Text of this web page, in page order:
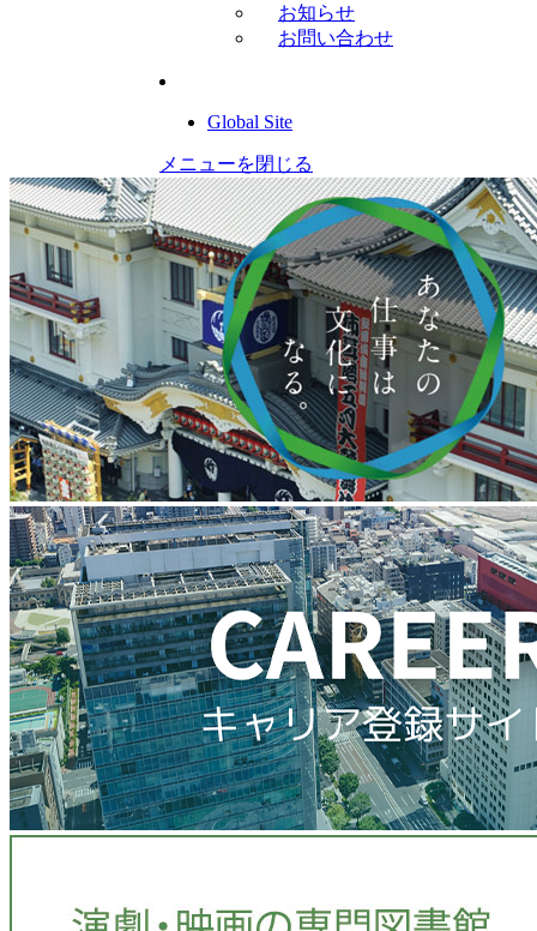
お知らせ
お問い合わせ
Global Site
メニューを閉じる